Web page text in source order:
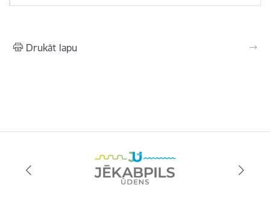
Drukāt lapu